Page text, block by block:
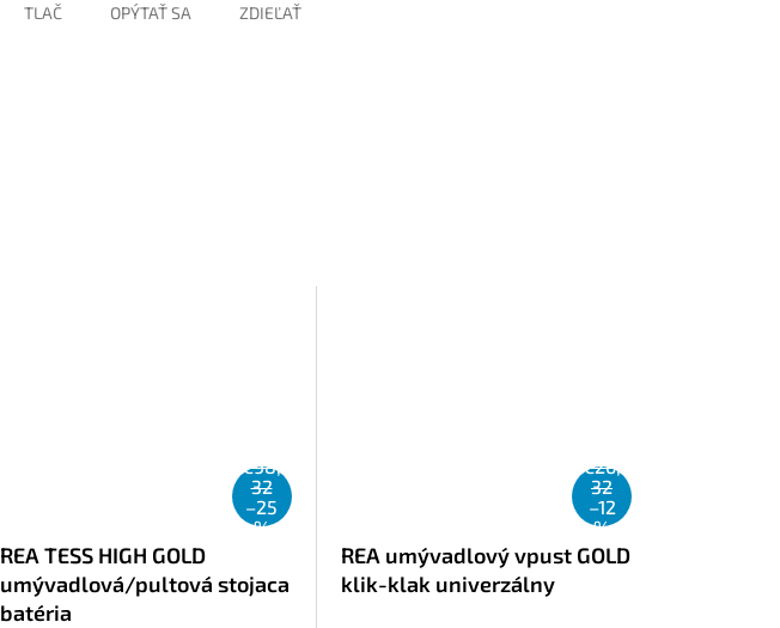
TLAČ OPÝTAŤ SA ZDIEĽAŤ
€98,
32
–25
%
REA TESS HIGH GOLD
umývadlová/pultová stojaca
batéria
€26,
32
–12
%
REA umývadlový vpust GOLD
klik-klak univerzálny